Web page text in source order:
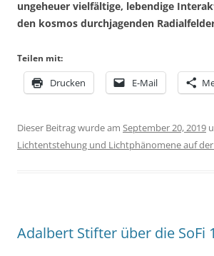
ungeheuer vielfältige, lebendige
den kosmos durchjagenden
Teilen mit:
Drucken E-Mail
Dieser Beitrag wurde am September 20, 2019
Lichtentstehung und Lichtphänomene auf
Adalbert Stifter über die SoFi